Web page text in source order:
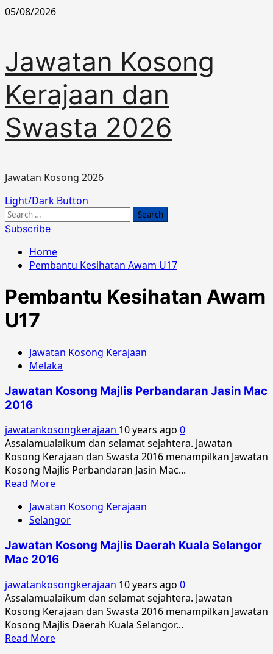
Skip
05/08/2026
Jawatan Kosong
Kerajaan dan
Swasta 2026
Jawatan Kosong 2026
Primary
Menu
Light/Dark Button
Search
for:
Subscribe
Home
Pembantu Kesihatan Awam U17
Pembantu Kesihatan Awam
U17
Jawatan Kosong Kerajaan
Melaka
Jawatan Kosong Majlis Perbandaran Jasin Mac
2016
jawatankosongkerajaan 10 years ago 0
Assalamualaikum dan selamat sejahtera. Jawatan
Kosong Kerajaan dan Swasta 2016 menampilkan Jawatan
Kosong Majlis Perbandaran Jasin Mac...
Read MoreRead
about
Jawatan
Majlis
Perbandaran
Mac
2016
Jawatan Kosong Kerajaan
Selangor
Jawatan Kosong Majlis Daerah Kuala Selangor
Mac 2016
jawatankosongkerajaan 10 years ago 0
Assalamualaikum dan selamat sejahtera. Jawatan
Kosong Kerajaan dan Swasta 2016 menampilkan Jawatan
Kosong Majlis Daerah Kuala Selangor...
Read MoreRead